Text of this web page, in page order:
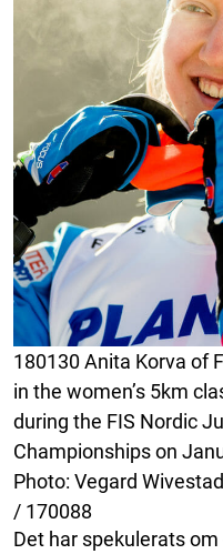
180130 Anita Korva of
in the women’s 5km
during the FIS Nordic
Championships on
Photo: Vegard
/ 170088
Det har spekulerats